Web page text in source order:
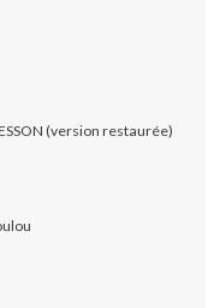
(version restaurée)